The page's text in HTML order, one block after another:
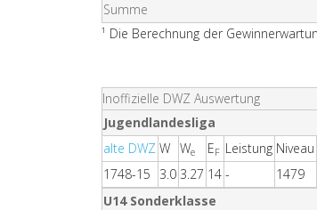
Summe
¹ Die Berechnung der
Inoffizielle DWZ Auswertung
Jugendlandesliga
alte DWZ W We EF Leistung Niveau
1748-15
3.0 3.27 14 - 1479
U14 Sonderklasse